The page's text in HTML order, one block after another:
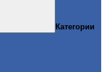
Категории